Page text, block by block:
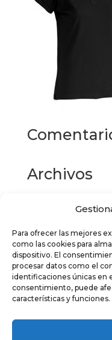
Para ofrecer las mejores
como las cookies para
dispositivo. El
procesar datos como el
identificaciones únicas en
consentimiento, puede
características y funciones.
Archivos
Categorías
No hay categorías
Meta
Acceder
Feed de entradas
Feed de